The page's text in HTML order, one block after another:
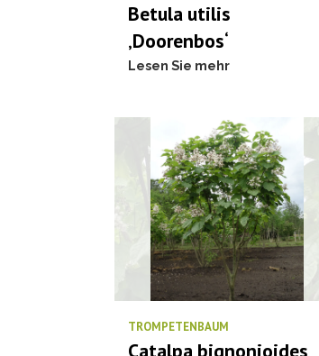
Betula utilis
‚Doorenbos‘
Lesen Sie mehr
TROMPETENBAUM
Catalpa bignonioides